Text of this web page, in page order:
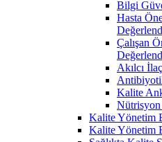
Bilgi
Hasta
Çalışan
Akılcı
Kalite
Kalite Yönetim
Kalite Yönetim